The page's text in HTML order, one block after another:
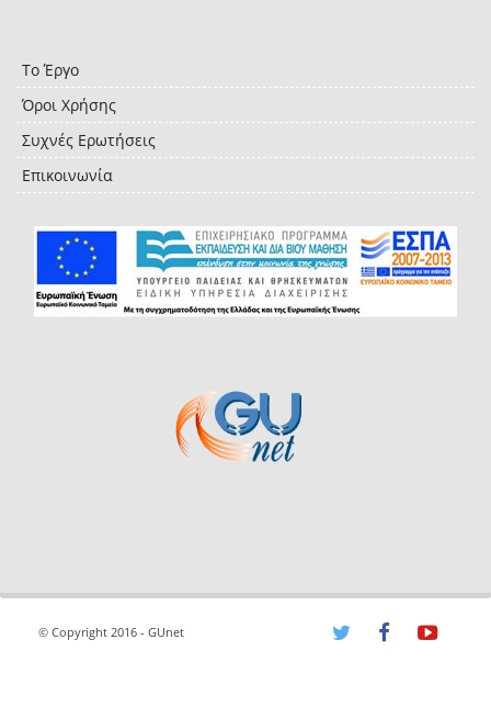
Το Έργο
Όροι Χρήσης
Συχνές Ερωτήσεις
Επικοινωνία
© Copyright 2016 - GUnet